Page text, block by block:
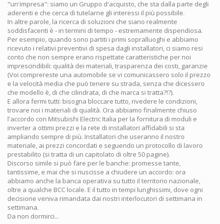
"un'impresa": siamo un Gruppo d'acquisto, che sta dalla parte degli
aderenti e che cerca di tutelarne gli interessi il più possibile.
In altre parole, la ricerca di soluzioni che siano realmente
soddisfacenti è - in termini di tempo - estremamente dispendiosa.
Per esempio, quando sono partiti i primi sopralluoghi e abbiamo
ricevuto i relativi preventivi di spesa dagli installatori, ci siamo resi
conto che non sempre erano rispettate caratteristiche per noi
imprescindibili: qualità dei materiali, trasparenza dei costi, garanzie
(Voi comprereste una automobile se vi comunicassero solo il prezzo
e la velocità media che può tenere su strada, senza che dicessero
che modello è, di che cilindrata, di che marca si tratta?!?).
E allora fermi tutti: bisogna bloccare tutto, rivedere le condizioni,
trovare noi i materiali di qualità. Ora abbiamo finalmente chiuso
l'accordo con Mitsubishi Electric Italia per la fornitura di moduli e
inverter a ottimi prezzi e la rete di installatori affidabili si sta
ampliando sempre di più. Installatori che useranno il nostro
materiale, ai prezzi concordati e seguendo un protocollo di lavoro
prestabilito (si tratta di un capitolato di oltre 50 pagine).
Discorso simile si può fare per le banche: promesse tante,
tantissime, e mai che si riuscisse a chiudere un accordo: ora
abbiamo anche la banca operativa su tutto il territorio nazionale,
oltre a qualche BCC locale. E il tutto in tempi lunghissimi, dove ogni
decisione veniva rimandata dai nostri interlocutori di settimana in
settimana.
Da non dormirci...